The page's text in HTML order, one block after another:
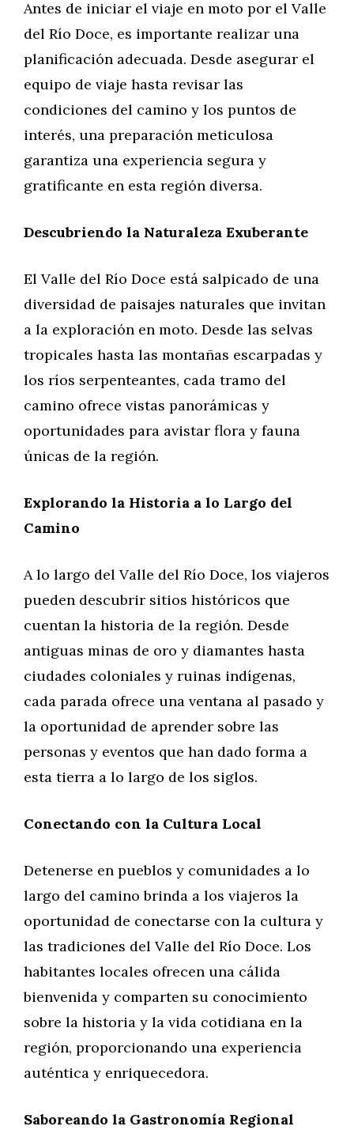
Antes de iniciar el viaje en moto por el Valle
del Río Doce, es importante realizar una
planificación adecuada. Desde asegurar el
equipo de viaje hasta revisar las
condiciones del camino y los puntos de
interés, una preparación meticulosa
garantiza una experiencia segura y
gratificante en esta región diversa.
Descubriendo la Naturaleza Exuberante
El Valle del Río Doce está salpicado de una
diversidad de paisajes naturales que invitan
a la exploración en moto. Desde las selvas
tropicales hasta las montañas escarpadas y
los ríos serpenteantes, cada tramo del
camino ofrece vistas panorámicas y
oportunidades para avistar flora y fauna
únicas de la región.
Explorando la Historia a lo Largo del
Camino
A lo largo del Valle del Río Doce, los viajeros
pueden descubrir sitios históricos que
cuentan la historia de la región. Desde
antiguas minas de oro y diamantes hasta
ciudades coloniales y ruinas indígenas,
cada parada ofrece una ventana al pasado y
la oportunidad de aprender sobre las
personas y eventos que han dado forma a
esta tierra a lo largo de los siglos.
Conectando con la Cultura Local
Detenerse en pueblos y comunidades a lo
largo del camino brinda a los viajeros la
oportunidad de conectarse con la cultura y
las tradiciones del Valle del Río Doce. Los
habitantes locales ofrecen una cálida
bienvenida y comparten su conocimiento
sobre la historia y la vida cotidiana en la
región, proporcionando una experiencia
auténtica y enriquecedora.
Saboreando la Gastronomía Regional